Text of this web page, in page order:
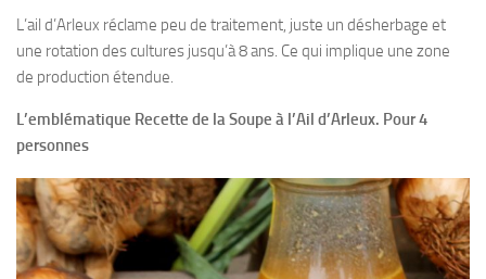
L’ail d’Arleux réclame peu de traitement, juste un désherbage et
une rotation des cultures jusqu’à 8 ans. Ce qui implique une zone
de production étendue.
L’emblématique Recette de la Soupe à l’Ail d’Arleux. Pour 4
personnes